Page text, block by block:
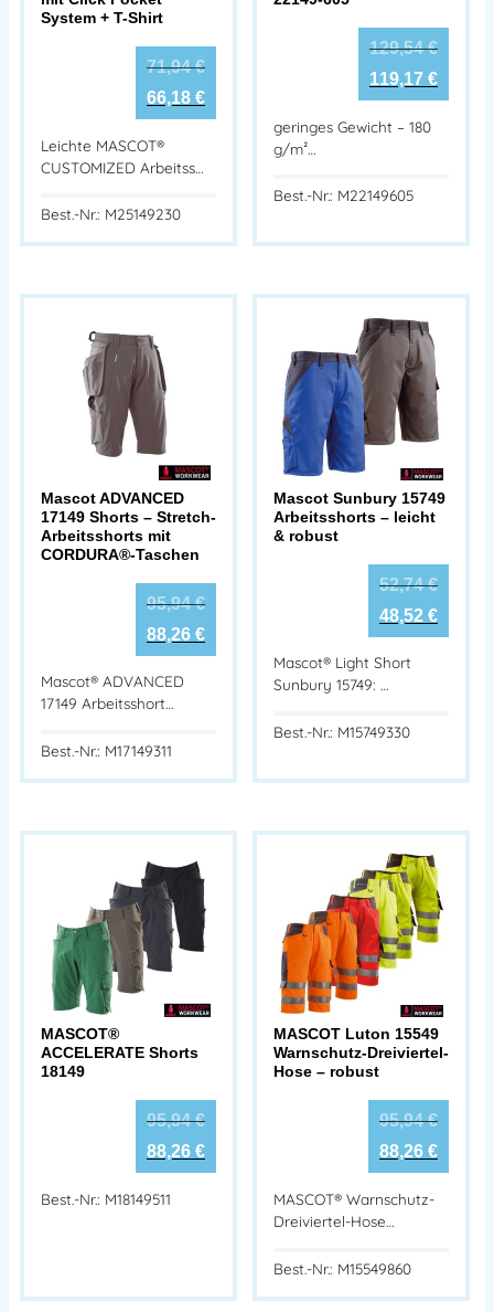
System + T-Shirt
71,94€
66,18 €
Leichte MASCOT®
CUSTOMIZED Arbeitss…
Best.-Nr.: M25149230
129,54€
119,17 €
geringes Gewicht – 180
g/m²…
Best.-Nr.: M22149605
Mascot ADVANCED
17149 Shorts – Stretch-
Arbeitsshorts mit
CORDURA®-Taschen
95,94€
88,26 €
Mascot® ADVANCED
17149 Arbeitsshort…
Best.-Nr.: M17149311
Mascot Sunbury 15749
Arbeitsshorts – leicht
& robust
52,74€
48,52 €
Mascot® Light Short
Sunbury 15749: …
Best.-Nr.: M15749330
MASCOT®
ACCELERATE Shorts
18149
95,94€
88,26 €
Best.-Nr.: M18149511
MASCOT Luton 15549
Warnschutz-Dreiviertel-
Hose – robust
95,94€
88,26 €
MASCOT® Warnschutz-
Dreiviertel-Hose…
Best.-Nr.: M15549860